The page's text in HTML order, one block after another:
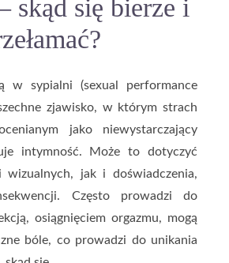
skąd się bierze i
w sypialni (sexual performance
zjawisko, w którym strach
jako niewystarczający
intymność. Może to dotyczyć
wizualnych, jak i doświadczenia,
Często prowadzi do
osiągnięciem orgazmu, mogą
bóle, co prowadzi do unikania